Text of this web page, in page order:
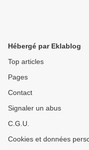
Hébergé par Eklablog
Top articles
Pages
Contact
Signaler un abus
C.G.U.
Cookies et données